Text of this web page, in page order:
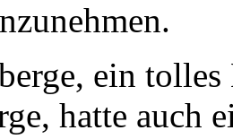
ein
hatte auch